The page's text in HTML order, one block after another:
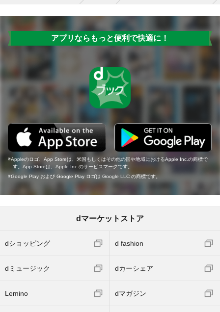
アプリならもっと便利で快適に！
Appleのロゴ、App Storeは、米国もしくはその他の国や地域におけるApple Inc.の商標で
す。App Storeは、Apple Inc.のサービスマークです。
Google Play および Google Play ロゴは Google LLC の商標です。
dマーケットストア
dショッピング d fashion
dミュージック dカーシェア
Lemino dマガジン